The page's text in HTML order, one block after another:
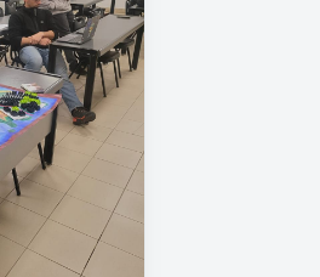
S2
que entender. Así cierra la